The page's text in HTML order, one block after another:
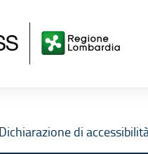
Dichiarazione di